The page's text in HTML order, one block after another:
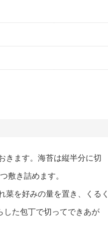
きます。海苔は縦半分に切
敷き詰めます。
を好みの量を置き、くるく
した包丁で切ってできあが